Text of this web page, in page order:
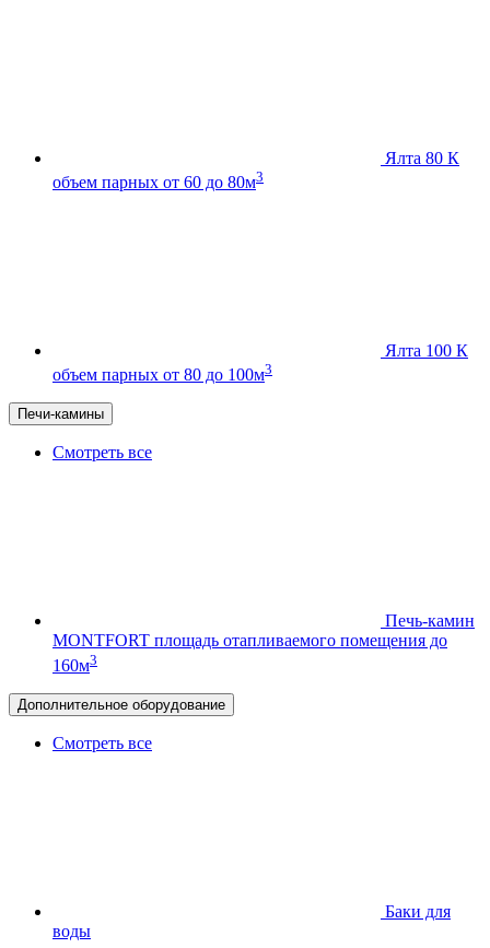
Ялта 80 К
объем парных от 60 до 80м3
Ялта 100 К
объем парных от 80 до 100м3
Печи-камины
Смотреть все
Печь-камин
MONTFORT площадь отапливаемого помещения до
160м3
Дополнительное оборудование
Смотреть все
Баки для
воды